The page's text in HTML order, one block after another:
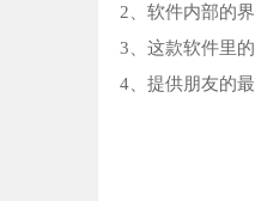
2、软件内部的
3、这款软件里
4、提供朋友的